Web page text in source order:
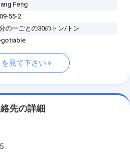
Feng
55-2
の一ごとの30のトン/トン
を見て下さい
先の詳細